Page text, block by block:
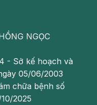
NGỌC
- Sở kế hoạch và
05/06/2003
chữa bệnh số
2025